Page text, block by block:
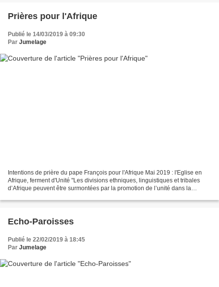
Prières pour l'Afrique
Publié le 14/03/2019 à 09:30
Par Jumelage
Intentions de prière du pape François pour l'Afrique Mai 2019 : l'Eglise en
Afrique, ferment d'Unité "Les divisions ethniques, linguistiques et tribales
d’Afrique peuvent être surmontées par la promotion de l’unité dans la
Echo-Paroisses
Publié le 22/02/2019 à 18:45
Par Jumelage